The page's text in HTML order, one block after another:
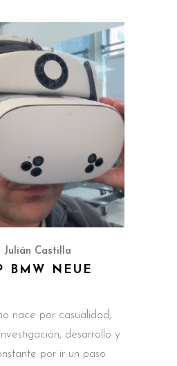
Julián Castilla
BMW NEUE
nace por casualidad,
desarrollo y
por ir un paso